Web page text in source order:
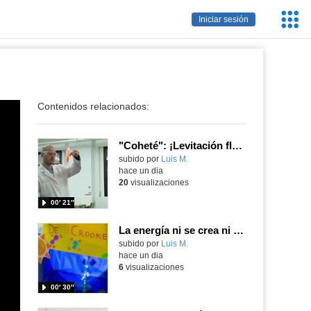
Iniciar sesión
Contenidos relacionados:
"Coheté": ¡Levitación flamígera!
Contenido educativo.
subido por Luis M.
00′ 21″
hace un dia
20visualizaciones
La energía ni se crea ni se destruye... ¡se experimenta! El Tierno en la Feria Madrid es Ciencia 2026
Contenido educativo.
subido por Luis M.
00′ 30″
hace un dia
6visualizaciones